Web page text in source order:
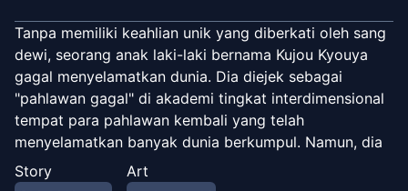
Tanpa memiliki keahlian unik yang diberkati oleh sang
dewi, seorang anak laki-laki bernama Kujou Kyouya
gagal menyelamatkan dunia. Dia diejek sebagai
"pahlawan gagal" di akademi tingkat interdimensional
tempat para pahlawan kembali yang telah
menyelamatkan banyak dunia berkumpul. Namun, dia
menjadi pahlawan terkuat dan terunik, setelah berlatih
selama 30.000 tahun di dunia lain bersama raja iblis
Story
Art